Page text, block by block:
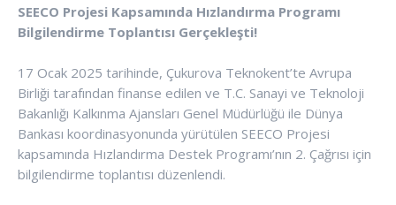
SEECO Projesi Kapsamında Hızlandırma Programı
Bilgilendirme Toplantısı Gerçekleşti!
17 Ocak 2025 tarihinde, Çukurova Teknokent’te Avrupa
Birliği tarafından finanse edilen ve T.C. Sanayi ve Teknoloji
Bakanlığı Kalkınma Ajansları Genel Müdürlüğü ile Dünya
Bankası koordinasyonunda yürütülen SEECO Projesi
kapsamında Hızlandırma Destek Programı’nın 2. Çağrısı için
bilgilendirme toplantısı düzenlendi.